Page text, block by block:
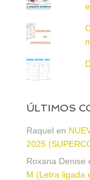
ÚLTIMOS
Raquel en
2025
Roxana Denise
M (Letra ligada